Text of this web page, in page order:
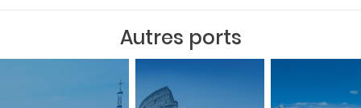
Autres ports